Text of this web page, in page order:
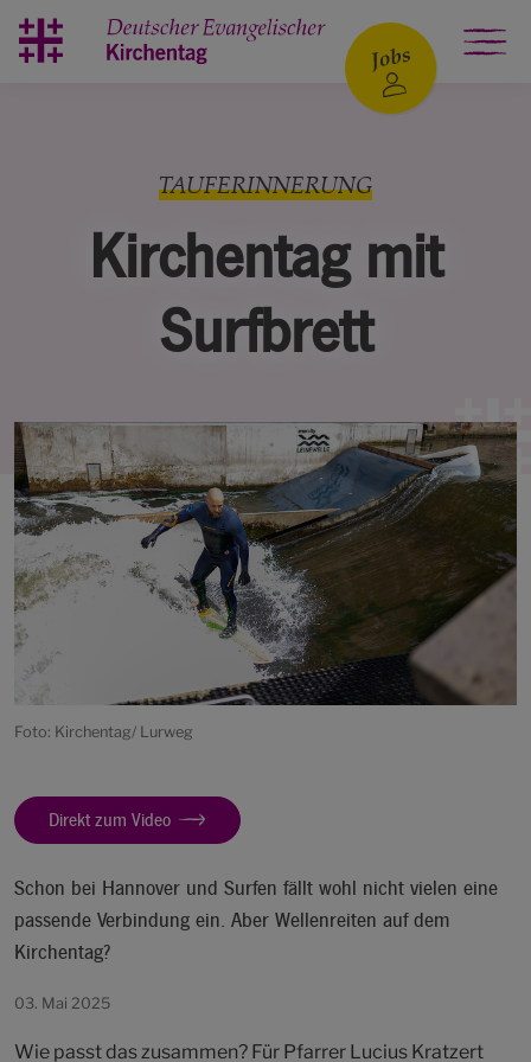
Kirchentag mit
Surfbrett
TAUFERINNERUNG
Foto: Kirchentag/ Lurweg
Direkt zum Video
Schon bei Hannover und Surfen fällt wohl nicht vielen eine
passende Verbindung ein. Aber Wellenreiten auf dem
Kirchentag?
03. Mai 2025
Wie passt das zusammen? Für Pfarrer Lucius Kratzert